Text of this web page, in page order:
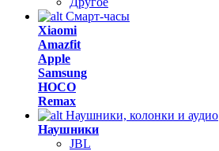
Смарт-часы
Xiaomi
Amazfit
Apple
Samsung
HOCO
Remax
Наушники, колонки и аудио
Наушники
JBL